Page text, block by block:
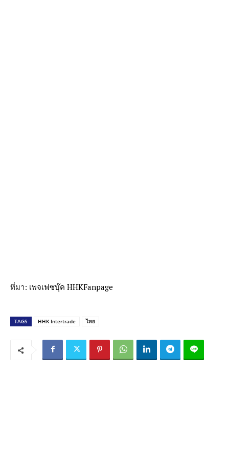
ที่มา: เพจเฟซบุ๊ค HHKFanpage
TAGS HHK Intertrade ไทย